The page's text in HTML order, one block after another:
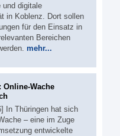
und digitale
in Koblenz. Dort sollen
für den Einsatz in
Bereichen
mehr...
Online-Wache
In Thüringen hat sich
– eine im Zuge
entwickelte